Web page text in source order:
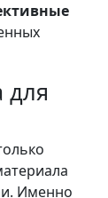
для
Именно